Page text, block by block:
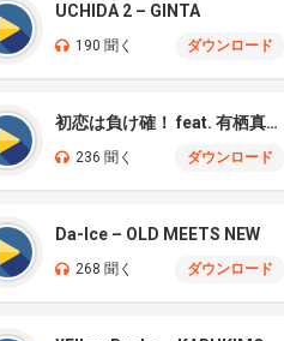
UCHIDA 2 – GINTA
190 聞く ダウンロード
初恋は負け確！ feat. 有栖真凛愛
236 聞く ダウンロード
Da-Ice – OLD MEETS NEW
268 聞く ダウンロード